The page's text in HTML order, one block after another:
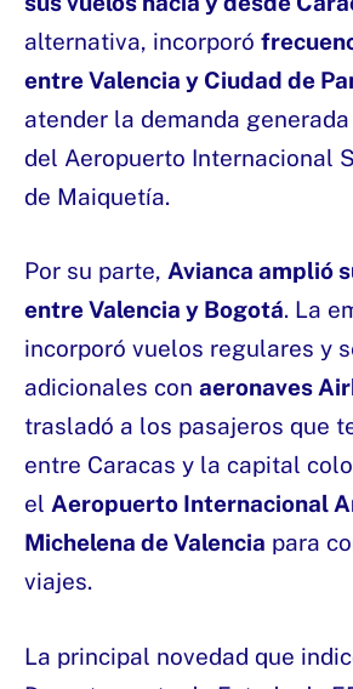
alternativa, incorporó
entre Valencia y Ciudad de
atender la demanda
del Aeropuerto Internacional
de Maiquetía.
Por su parte, Avianca amplió
entre Valencia y Bogotá. La
incorporó vuelos regulares y
adicionales con aeronaves
trasladó a los pasajeros que
entre Caracas y la capital
el Aeropuerto Internacional
Michelena de Valencia para
viajes.
La principal novedad que